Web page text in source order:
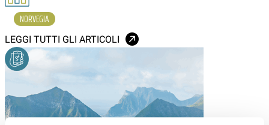
NORVEGIA
LEGGI TUTTI GLI ARTICOLI